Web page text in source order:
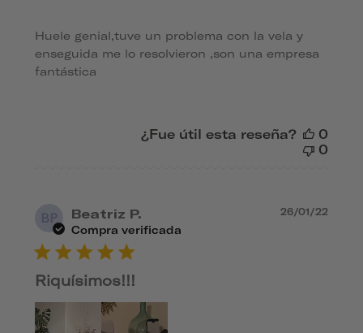
Huele genial,tuve un problema con la vela y
enseguida me lo resolvieron ,son una empresa
fantástica
¿Fue útil esta reseña?
0
0
BP Beatriz P.
Compra verificada
Riquísimos!!!
26/01/22